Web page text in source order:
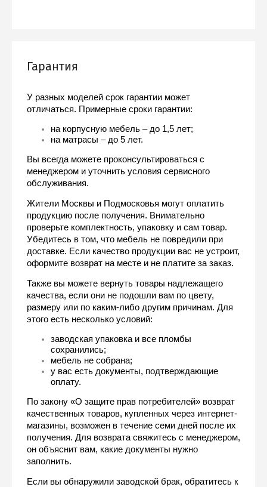
Гарантия
У разных моделей срок гарантии может
отличаться. Примерные сроки гарантии:
на корпусную мебель – до 1,5 лет;
на матрасы – до 5 лет.
Вы всегда можете проконсультироваться с
менеджером и уточнить условия сервисного
обслуживания.
Жители Москвы и Подмосковья могут оплатить
продукцию после получения. Внимательно
проверьте комплектность, упаковку и сам товар.
Убедитесь в том, что мебель не повредили при
доставке. Если качество продукции вас не устроит,
оформите возврат на месте и не платите за заказ.
Также вы можете вернуть товары надлежащего
качества, если они не подошли вам по цвету,
размеру или по каким-либо другим причинам. Для
этого есть несколько условий:
заводская упаковка и все пломбы
сохранились;
мебель не собрана;
у вас есть документы, подтверждающие
оплату.
По закону «О защите прав потребителей» возврат
качественных товаров, купленных через интернет-
магазины, возможен в течение семи дней после их
получения. Для возврата свяжитесь с менеджером,
он объяснит вам, какие документы нужно
заполнить.
Если вы обнаружили заводской брак, обратитесь к